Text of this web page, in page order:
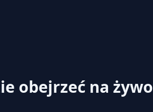
obejrzeć na żywo